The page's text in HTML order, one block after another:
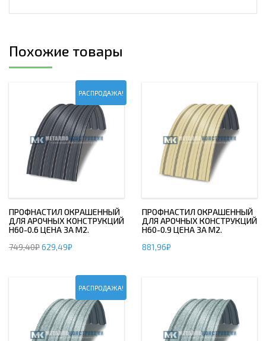
Похожие товары
РАСПРОДАЖА!
ПРОФНАСТИЛ ОКРАШЕННЫЙ
ДЛЯ АРОЧНЫХ КОНСТРУКЦИЙ
Н60-0.6 ЦЕНА ЗА М2.
749,40₽629,49₽
ПРОФНАСТИЛ ОКРАШЕННЫЙ
ДЛЯ АРОЧНЫХ КОНСТРУКЦИЙ
Н60-0.9 ЦЕНА ЗА М2.
881,96₽
РАСПРОДАЖА!